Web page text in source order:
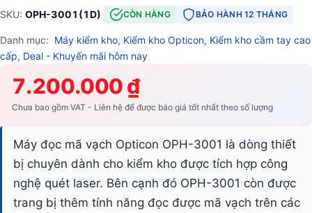
SKU: OPH-3001(1D)· CÒN HÀNG BẢO HÀNH 12 THÁNG
Danh mục: Máy kiểm kho, Kiểm kho Opticon, Kiểm kho cầm tay cao
cấp, Deal - Khuyến mãi hôm nay
7.200.000 ₫
Chưa bao gồm VAT - Liên hệ để được báo giá tốt nhất theo số lượng
Máy đọc mã vạch Opticon OPH-3001 là dòng thiết
bị chuyên dành cho kiểm kho được tích hợp công
nghệ quét laser. Bên cạnh đó OPH-3001 còn được
trang bị thêm tính năng đọc được mã vạch trên các